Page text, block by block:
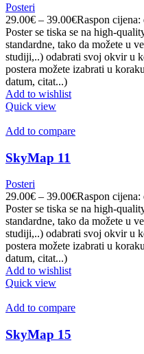
Posteri
29.00€ – 39.00€Raspon
Poster se tiska se na high-
standardne, tako da možete u
studiji,..) odabrati svoj okvir u
postera možete izabrati u
datum, citat...)
Add to wishlist
Quick view
Add to compare
SkyMap 11
Posteri
29.00€ – 39.00€Raspon
Poster se tiska se na high-
standardne, tako da možete u
studiji,..) odabrati svoj okvir u
postera možete izabrati u
datum, citat...)
Add to wishlist
Quick view
Add to compare
SkyMap 15